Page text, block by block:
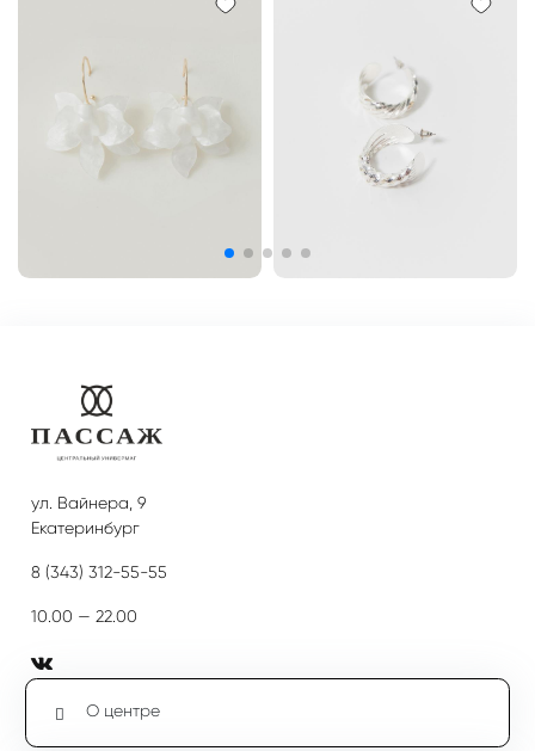
ул. Вайнера, 9
Екатеринбург
8 (343) 312-55-55
10.00 — 22.00
О центре